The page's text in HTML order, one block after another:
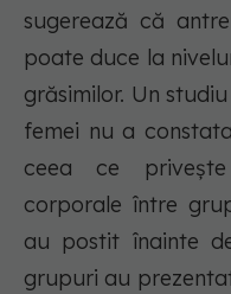
sugerează că
poate duce la
grăsimilor. Un
femei nu a
ceea ce privește
corporale între
au postit înainte
grupuri au